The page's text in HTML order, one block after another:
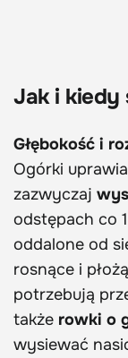
Jak i kiedy
Głębokość i
Ogórki
zazwyczaj
odstępach co
oddalone od
rosnące i
potrzebują
także rowki o
wysiewać